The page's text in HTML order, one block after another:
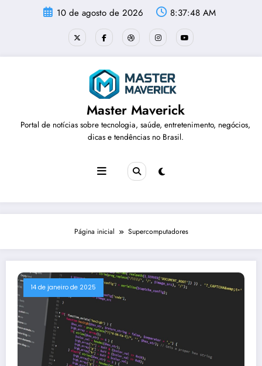
10 de agosto de 2026 8:37:48 AM
Master Maverick
Portal de notícias sobre tecnologia, saúde, entretenimento, negócios,
dicas e tendências no Brasil.
Página inicial Supercomputadores
14 de janeiro de 2025